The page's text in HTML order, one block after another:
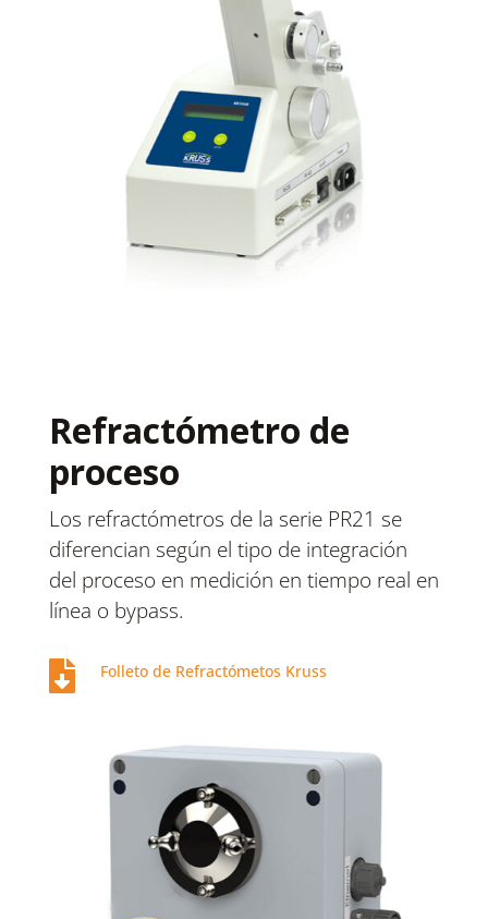
Refractómetro de
proceso
Los refractómetros de la serie PR21 se
diferencian según el tipo de integración
del proceso en medición en tiempo real en
línea o bypass.
 Folleto de Refractómetos Kruss